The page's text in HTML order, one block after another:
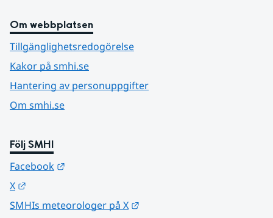
Om webbplatsen
Tillgänglighetsredogörelse
Kakor på smhi.se
Hantering av personuppgifter
Om smhi.se
Följ SMHI
Facebook
X
SMHIs meteorologer på X